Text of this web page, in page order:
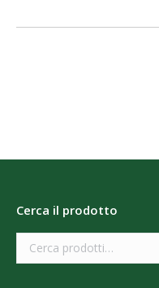
Cerca il prodotto